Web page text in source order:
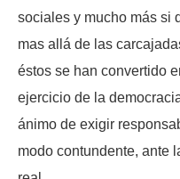
sociales y mucho más si
mas allá de las
éstos se han convertido
ejercicio de la
ánimo de exigir
modo contundente, ante